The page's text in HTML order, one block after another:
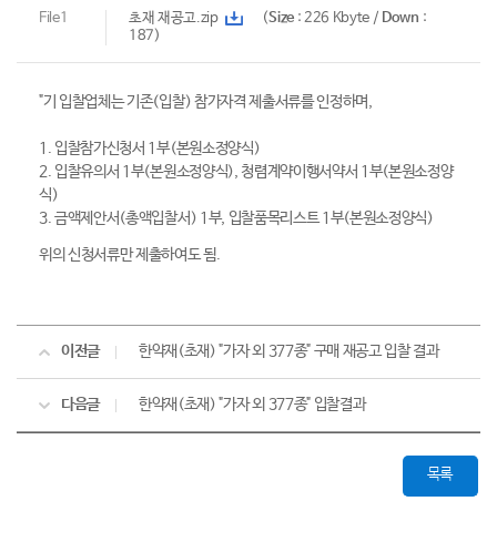
File1 초재 재공고.zip (Size: 226 Kbyte / Down :
187)
"기 입찰업체는 기존(입찰) 참가자격 제출서류를 인정하며,
1. 입찰참가신청서 1부(본원소정양식)
2. 입찰유의서 1부(본원소정양식), 청렴계약이행서약서 1부(본원소정양
식)
3. 금액제안서(총액입찰서) 1부, 입찰품목리스트 1부(본원소정양식)
위의 신청서류만 제출하여도 됨.
이전글 한약재(초재) "가자 외 377종" 구매 재공고 입찰 결과
다음글 한약재(초재) "가자 외 377종" 입찰결과
목록